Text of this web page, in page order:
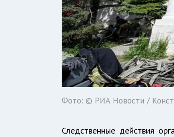
Фото: © РИА Новости /
Следственные действия